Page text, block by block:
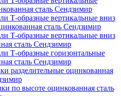
сталь Сендзимир
Т-образные вертикальные вниз
сталь Сендзимир
Т-образные вертикальные вниз
сталь Сендзимир
Т-образные горизонтальные
сталь Сендзимир
разделительные оцинкованная
по высоте оцинкованная сталь